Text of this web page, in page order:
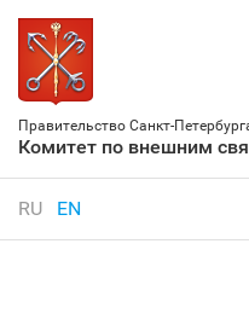
Правительство
Комитет по внешним
RU EN